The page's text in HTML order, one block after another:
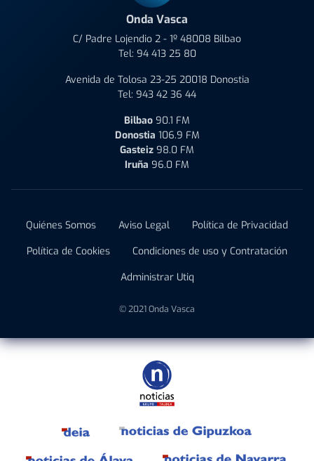
Onda Vasca
C/ Padre Lojendio 2 - 1º 48008 Bilbao
Tel: 94 413 25 80
Avenida de Tolosa 23-25 20018 Donostia
Tel: 943 42 36 44
Bilbao 90.1 FM
Donostia 106.9 FM
Gasteiz 98.0 FM
Iruña 96.0 FM
Quiénes Somos Aviso Legal
Política de Privacidad
Política de Cookies
Condiciones de uso y Contratación
Administrar Utiq
© 2021 Onda Vasca